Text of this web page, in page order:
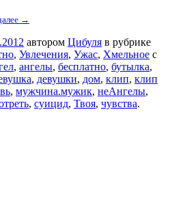
→
автором Цибуля в рубрике
, Увлечения, Ужас, Хмельное с
, ангелы, бесплатно, бутылка,
, девушки, дом, клип, клип
, мужчина.мужик, неАнгелы,
, суицид, Твоя, чувства.